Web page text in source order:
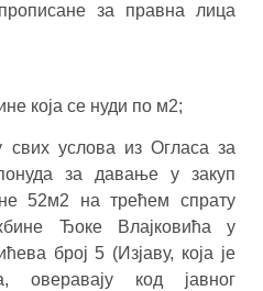
за правна лица
која се нуди по м2;
свих услова из Огласа за
за давање у закуп
52м2 на трећем спрату
Ђоке Влајковића у
број 5 (Изјаву, која је
оверавају код јавног